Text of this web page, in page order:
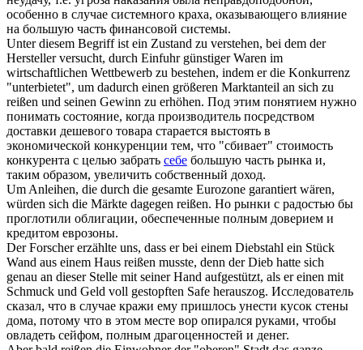
особенно в случае системного краха, оказывающего влияние
на большую часть финансовой системы.
Unter diesem Begriff ist ein Zustand zu verstehen, bei dem der
Hersteller versucht, durch Einfuhr günstiger Waren im
wirtschaftlichen Wettbewerb zu bestehen, indem er die Konkurrenz
"unterbietet", um dadurch einen größeren Marktanteil an sich zu
reißen und seinen Gewinn zu erhöhen. Под этим понятием нужно
понимать состояние, когда производитель посредством
доставки дешевого товара старается выстоять в
экономической конкуренции тем, что "сбивает" стоимость
конкурента с целью забрать себе большую часть рынка и,
таким образом, увеличить собственный доход.
Um Anleihen, die durch die gesamte Eurozone garantiert wären,
würden sich die Märkte dagegen reißen. Но рынки с радостью бы
проглотили облигации, обеспеченные полным доверием и
кредитом еврозоны.
Der Forscher erzählte uns, dass er bei einem Diebstahl ein Stück
Wand aus einem Haus reißen musste, denn der Dieb hatte sich
genau an dieser Stelle mit seiner Hand aufgestützt, als er einen mit
Schmuck und Geld voll gestopften Safe herauszog. Исследователь
сказал, что в случае кражи ему пришлось унести кусок стены
дома, потому что в этом месте вор опирался руками, чтобы
овладеть сейфом, полным драгоценностей и денег.